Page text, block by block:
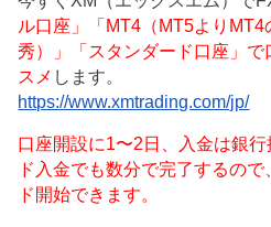
ル口座」「MT4（MT5より
秀）」「スタンダード口座」で
スメ します。
https://www.xmtrading.com/jp/
口座開設に1〜2日、入金は銀
ド入金でも数分で完了するの
ド開始できます。